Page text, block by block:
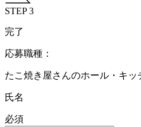
STEP 3
完了
応募職種：
たこ焼き屋さんのホール・キッ
氏名
必須